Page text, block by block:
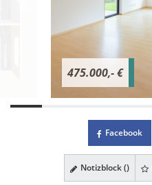
475.000,- €
Facebook
Notizblock ()